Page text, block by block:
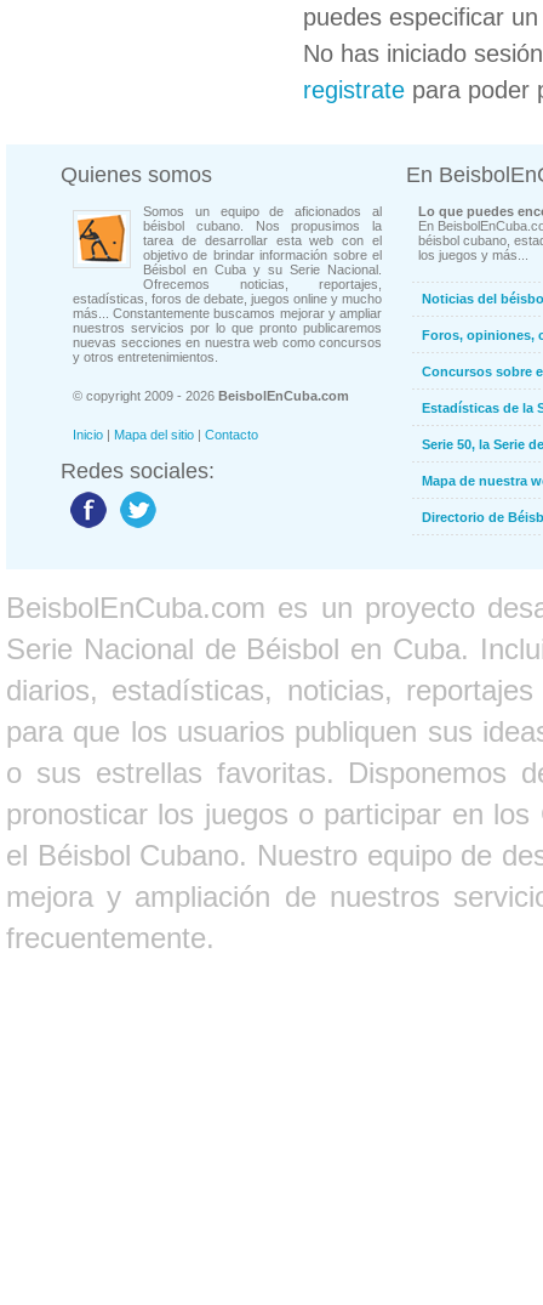
puedes especificar
No has iniciado
registrate para poder
Quienes somos
Somos un equipo de aficionados al
béisbol cubano. Nos propusimos la
tarea de desarrollar esta web con el
objetivo de brindar información sobre el
Béisbol en Cuba y su Serie Nacional.
Ofrecemos noticias, reportajes,
estadísticas, foros de debate, juegos online y mucho
más... Constantemente buscamos mejorar y ampliar
nuestros servicios por lo que pronto publicaremos
nuevas secciones en nuestra web como concursos
y otros entretenimientos.
© copyright 2009 - 2026 BeisbolEnCuba.com
Inicio | Mapa del sitio | Contacto
Redes sociales:
En
Lo que puedes
En
béisbol cubano,
los juegos y más...
Noticias del
Foros, opiniones,
Concursos sobre
Estadísticas de la
Serie 50, la Serie
Mapa de nuestra
Directorio de
BeisbolEnCuba.com es un proyecto
Serie Nacional de Béisbol en Cuba.
diarios, estadísticas, noticias,
para que los usuarios publiquen sus
o sus estrellas favoritas. Disponemos
pronosticar los juegos o participar en
el Béisbol Cubano. Nuestro equipo de
mejora y ampliación de nuestros
frecuentemente.